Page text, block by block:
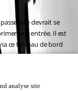
elle devrait se
une entrée. Il est
ce tableau de bord
vos Spaces.
analyse site